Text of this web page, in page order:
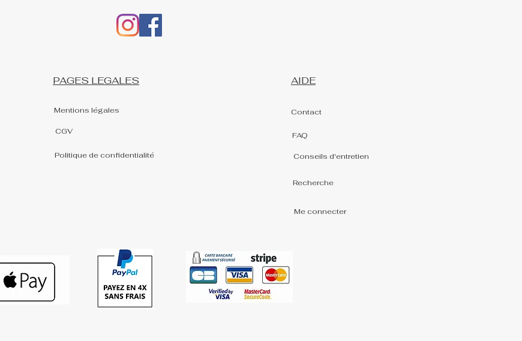
PAGES LEGALES
Mentions légales
CGV
Politique de confidentialité
AIDE
Contact
FAQ
Conseils d'entretien
Recherche
Me connecter